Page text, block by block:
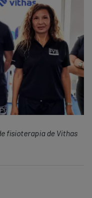
fisioterapia de Vithas